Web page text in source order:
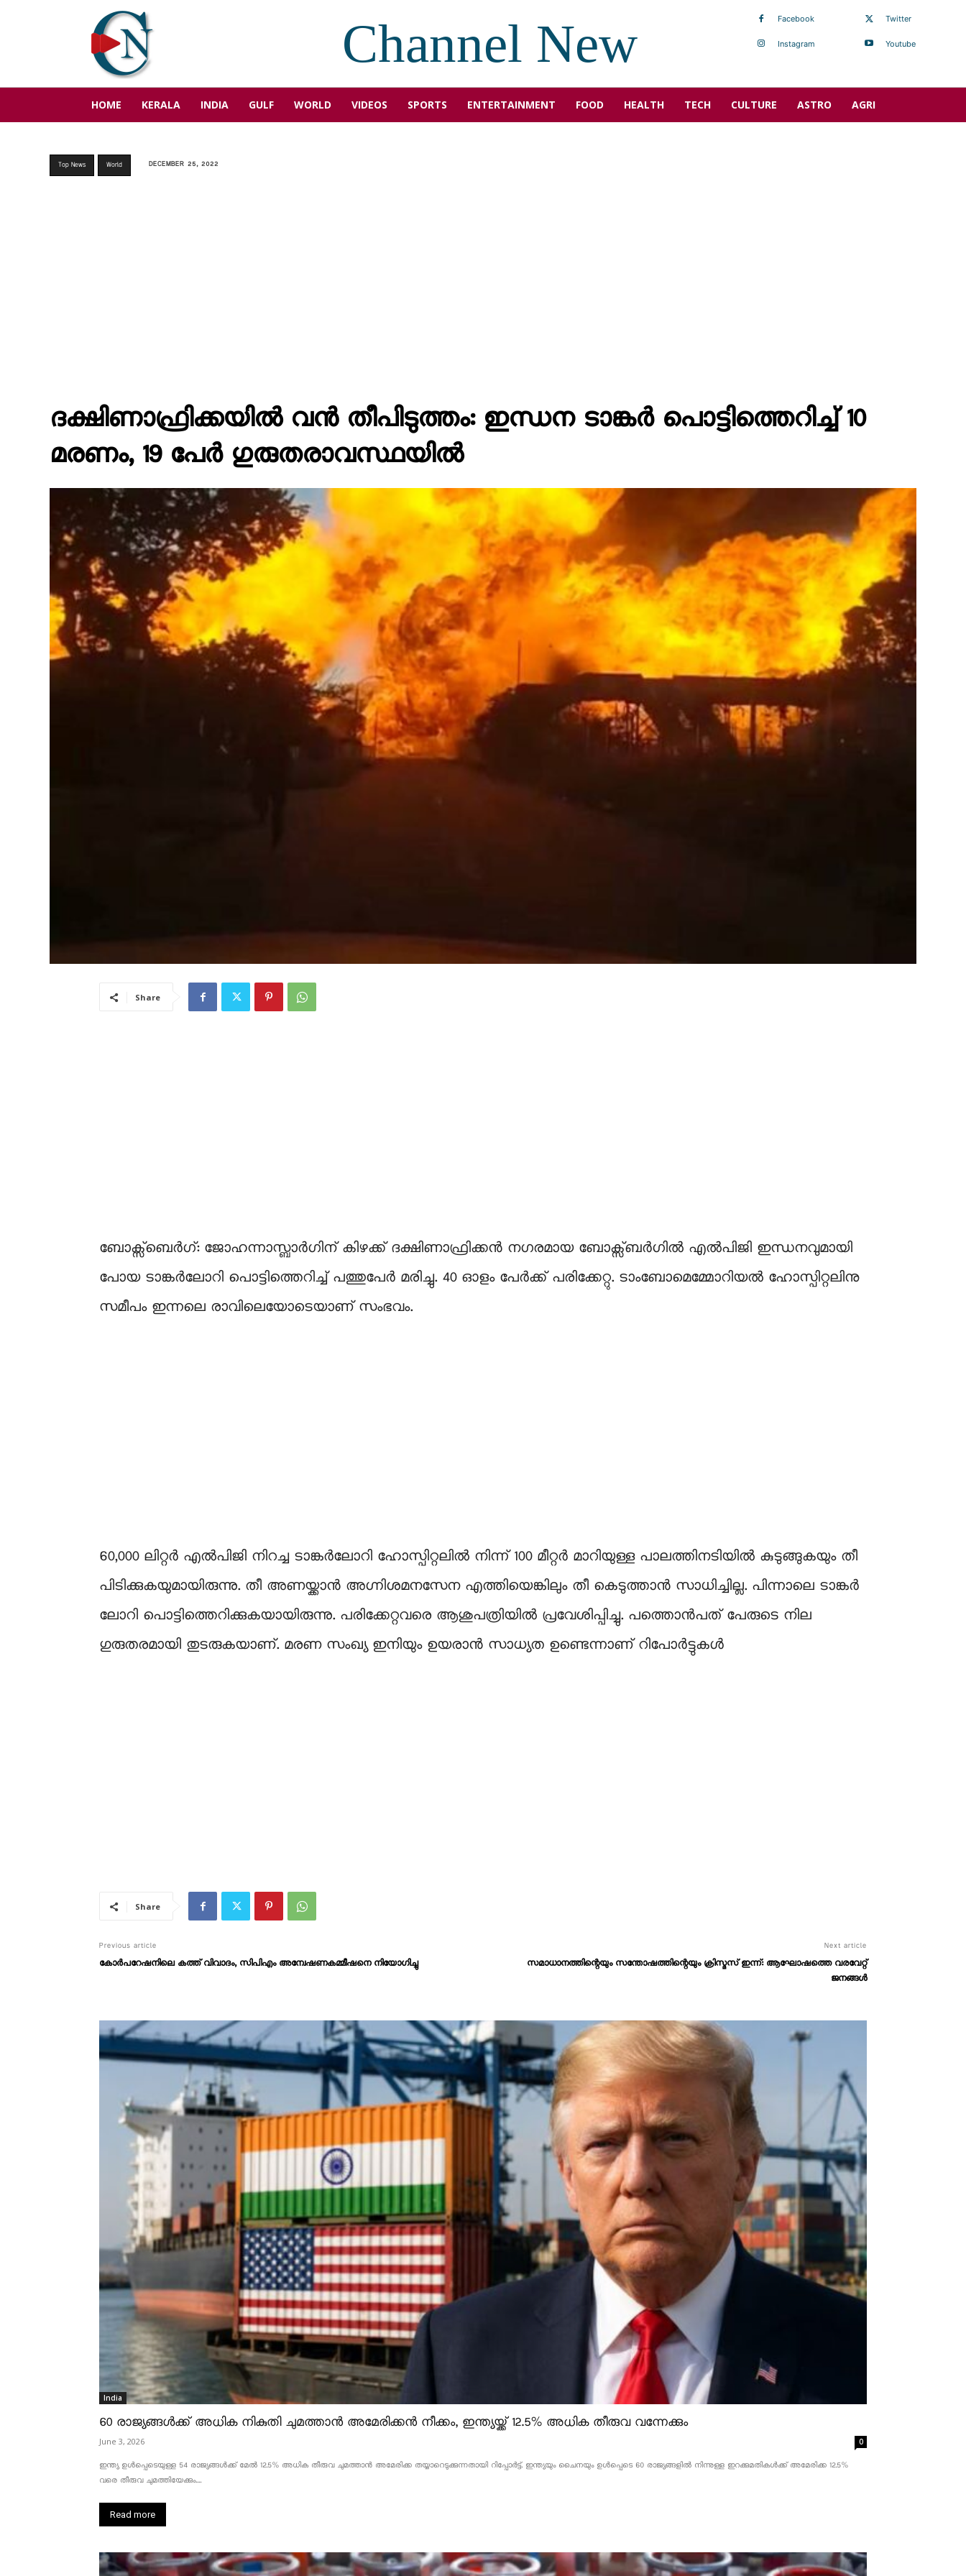
Channel New Facebook
Instagram
Twitter
Youtube
HOME KERALA INDIA GULF WORLD VIDEOS SPORTS ENTERTAINMENT FOOD HEALTH TECH CULTURE ASTRO AGRI
Top News World DECEMBER 25, 2022
ദക്ഷിണാഫ്രിക്കയിൽ വൻ തീപിടുത്തം: ഇന്ധന ടാങ്കർ പൊട്ടിത്തെറിച്ച് 10
മരണം, 19 പേർ ഗുരുതരാവസ്ഥയിൽ
Share
ബോക്സ്ബെർഗ്: ജോഹന്നാസ്ബാർഗിന് കിഴക്ക് ദക്ഷിണാഫ്രിക്കൻ നഗരമായ ബോക്സ്‌ബർഗിൽ എൽപിജി ഇന്ധനവുമായി
പോയ ടാങ്കർലോറി പൊട്ടിത്തെറിച്ച് പത്തുപേർ മരിച്ചു. 40 ഓളം പേർക്ക് പരിക്കേറ്റു. ടാംബോമെമ്മോറിയൽ ഹോസ്പിറ്റലിനു
സമീപം ഇന്നലെ രാവിലെയോടെയാണ് സംഭവം.
60,000 ലിറ്റർ എൽപിജി നിറച്ച ടാങ്കർലോറി ഹോസ്പിറ്റലിൽ നിന്ന് 100 മീറ്റർ മാറിയുള്ള പാലത്തിനടിയിൽ കുടുങ്ങുകയും തീ
പിടിക്കുകയുമായിരുന്നു. തീ അണയ്ക്കാൻ അഗ്നിശമനസേന എത്തിയെങ്കിലും തീ കെടുത്താൻ സാധിച്ചില്ല. പിന്നാലെ ടാങ്കർ
ലോറി പൊട്ടിത്തെറിക്കുകയായിരുന്നു. പരിക്കേറ്റവരെ ആശുപത്രിയിൽ പ്രവേശിപ്പിച്ചു. പത്തൊൻപത് പേരുടെ നില
ഗുരുതരമായി തുടരുകയാണ്. മരണ സംഖ്യ ഇനിയും ഉയരാൻ സാധ്യത ഉണ്ടെന്നാണ് റിപോർട്ടുകൾ
Share
Previous article
കോർപറേഷനിലെ കത്ത് വിവാദം, സിപിഎം അന്വേഷണകമ്മീഷനെ നിയോഗിച്ചു
Next article
സമാധാനത്തിന്റെയും സന്തോഷത്തിന്റെയും ക്രിസ്മസ് ഇന്ന്‌: ആഘോഷത്തെ വരവേറ്റ്
ജനങ്ങൾ
India
60 രാജ്യങ്ങൾക്ക് അധിക നികുതി ചുമത്താൻ അമേരിക്കൻ നീക്കം, ഇന്ത്യയ്ക്ക് 12.5% അധിക തീരുവ വന്നേക്കും
June 3, 2026 0
ഇന്ത്യ ഉൾപ്പെടെയുള്ള 54 രാജ്യങ്ങൾക്ക് മേൽ 12.5% അധിക തീരുവ ചുമത്താൻ അമേരിക്ക തയ്യാറെടുക്കുന്നതായി റിപ്പോർട്ട്. ഇന്ത്യയും ചൈനയും ഉൾപ്പെടെ 60 രാജ്യങ്ങളിൽ നിന്നുള്ള ഇറക്കുമതികൾക്ക് അമേരിക്ക 12.5% ​​
വരെ തീരുവ ചുമത്തിയേക്കും....
Read more